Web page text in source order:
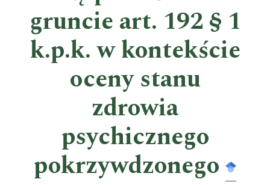
gruncie art. 192 § 1
k.p.k. w kontekście
oceny stanu
zdrowia
psychicznego
pokrzywdzonego